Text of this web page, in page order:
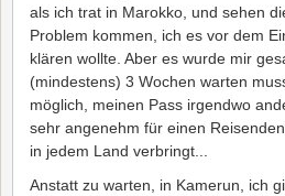
als ich trat in Marokko, und sehen
Problem kommen, ich es vor dem
klären wollte. Aber es wurde mir
(mindestens) 3 Wochen warten
möglich, meinen Pass irgendwo
sehr angenehm für einen
in jedem Land verbringt...
Anstatt zu warten, in Kamerun, ich